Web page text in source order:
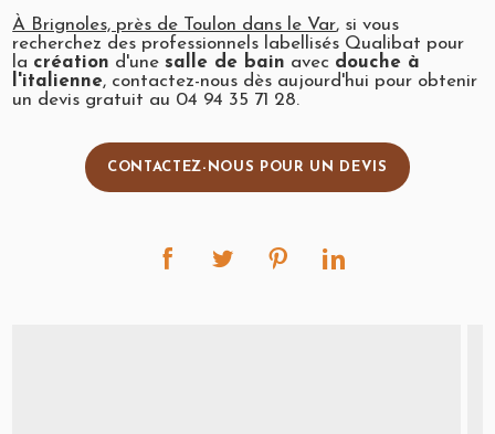
À Brignoles, près de Toulon dans le Var, si vous
recherchez des professionnels labellisés Qualibat pour
la création d'unesalle de bain avec douche à
l'italienne, contactez-nous dès aujourd'hui pour obtenir
un devis gratuit au 04 94 35 71 28.
CONTACTEZ-NOUS POUR UN DEVIS